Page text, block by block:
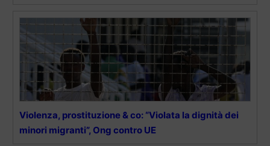
Violenza, prostituzione & co: “Violata la dignità dei
minori migranti”, Ong contro UE